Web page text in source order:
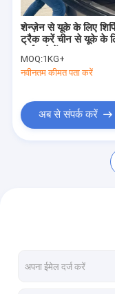
कारखाने का दौरा
गुणवत्ता नियंत्रण
समुद्री माल
एक्सप्रेस कूरियर सेवाएं
शेन्ज़ेन से यूके के लिए
ट्रैक करें चीन से यूके के
MOQ:1KG+
नवीनतम कीमत पता करें
अब से संपर्क करें